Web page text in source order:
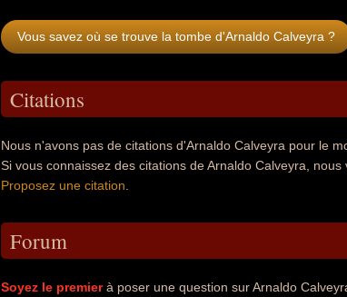
Vous savez où se trouve la tombe d'Arnaldo Calveyra ?
Citations
Nous n'avons pas de citations d'Arnaldo Calveyra pour le
Si vous connaissez des citations de Arnaldo Calveyra,
Proposez une citation
Forum
Soyez le premierà poser une question sur Arnaldo